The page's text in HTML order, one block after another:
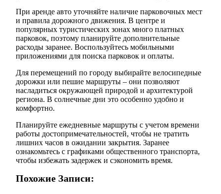
При аренде авто уточняйте наличие парковочных мест
и правила дорожного движения. В центре и
популярных туристических зонах много платных
парковок, поэтому планируйте дополнительные
расходы заранее. Воспользуйтесь мобильными
приложениями для поиска парковок и оплаты.
Для перемещений по городу выбирайте велосипедные
дорожки или пешие маршруты – они позволяют
насладиться окружающей природой и архитектурой
региона. В солнечные дни это особенно удобно и
комфортно.
Планируйте ежедневные маршруты с учетом времени
работы достопримечательностей, чтобы не тратить
лишних часов в ожидании закрытия. Заранее
ознакомьтесь с графиками общественного транспорта,
чтобы избежать задержек и сэкономить время.
Похожие Записи: